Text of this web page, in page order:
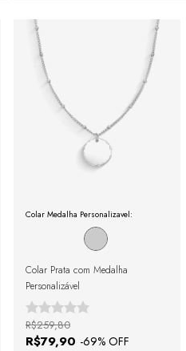
Colar Medalha Personalizavel:
Colar Prata com Medalha
Personalizável
R$79,90 -69% OFF
R$259,80